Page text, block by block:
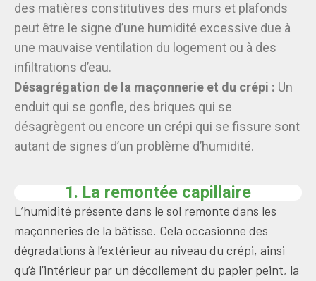
des matières constitutives des murs et plafonds
peut être le signe d’une humidité excessive due à
une mauvaise ventilation du logement ou à des
infiltrations d’eau.
Désagrégation de la maçonnerie et du crépi : Un
enduit qui se gonfle, des briques qui se
désagrègent ou encore un crépi qui se fissure sont
autant de signes d’un problème d’humidité.
1. La remontée capillaire
L’humidité présente dans le sol remonte dans les
maçonneries de la bâtisse. Cela occasionne des
dégradations à l’extérieur au niveau du crépi, ainsi
qu’à l’intérieur par un décollement du papier peint, la